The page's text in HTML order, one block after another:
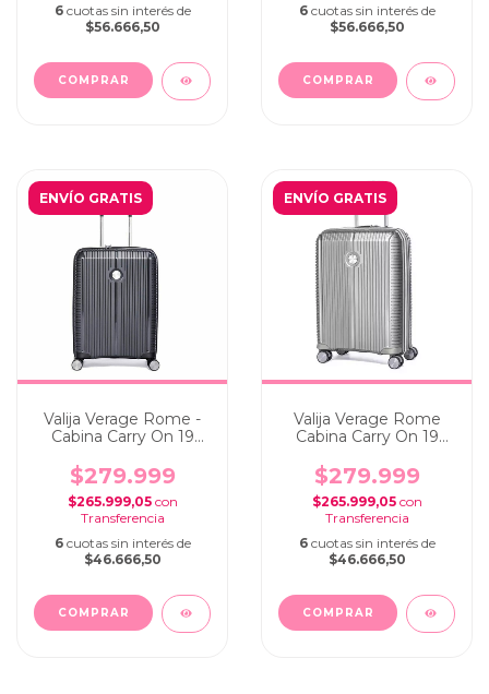
6 cuotas sin interés de
$56.666,50
6 cuotas sin interés de
$56.666,50
ENVÍO GRATIS
Valija Verage Rome -
Cabina Carry On 19
$279.999
$265.999,05 con
6 cuotas sin interés de
$46.666,50
ENVÍO GRATIS
Valija Verage Rome
Cabina Carry On 19
$279.999
$265.999,05 con
6 cuotas sin interés de
$46.666,50